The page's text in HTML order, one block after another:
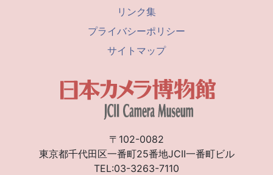
リンク集
プライバシーポリシー
サイトマップ
〒102-0082
東京都千代田区一番町25番地JCII一番町ビル
TEL:03-3263-7110